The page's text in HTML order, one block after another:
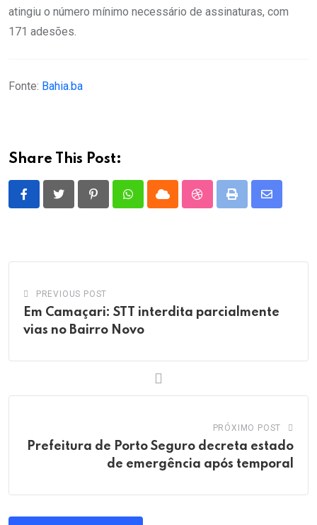
atingiu o número mínimo necessário de assinaturas, com
171 adesões.
Fonte: Bahia.ba
Share This Post:
PinterestWhatsappCloud StumbleUpon
Print
Share
PREVIOUS POST
Em Camaçari: STT interdita parcialmente
vias no Bairro Novo
PRÓXIMO POST
Prefeitura de Porto Seguro decreta estado
de emergência após temporal